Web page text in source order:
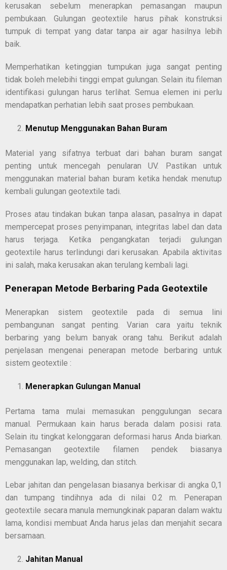
kerusakan sebelum menerapkan pemasangan maupun
pembukaan. Gulungan geotextile harus pihak konstruksi
tumpuk di tempat yang datar tanpa air agar hasilnya lebih
baik.
Memperhatikan ketinggian tumpukan juga sangat penting
tidak boleh melebihi tinggi empat gulungan. Selain itu fileman
identifikasi gulungan harus terlihat. Semua elemen ini perlu
mendapatkan perhatian lebih saat proses pembukaan.
Menutup Menggunakan Bahan Buram
Material yang sifatnya terbuat dari bahan buram sangat
penting untuk mencegah penularan UV. Pastikan untuk
menggunakan material bahan buram ketika hendak menutup
kembali gulungan geotextile tadi.
Proses atau tindakan bukan tanpa alasan, pasalnya in dapat
mempercepat proses penyimpanan, integritas label dan data
harus terjaga. Ketika pengangkatan terjadi gulungan
geotextile harus terlindungi dari kerusakan. Apabila aktivitas
ini salah, maka kerusakan akan terulang kembali lagi.
Penerapan Metode Berbaring Pada Geotextile
Menerapkan sistem geotextile pada di semua lini
pembangunan sangat penting. Varian cara yaitu teknik
berbaring yang belum banyak orang tahu. Berikut adalah
penjelasan mengenai penerapan metode berbaring untuk
sistem geotextile :
Menerapkan Gulungan Manual
Pertama tama mulai memasukan penggulungan secara
manual. Permukaan kain harus berada dalam posisi rata.
Selain itu tingkat kelonggaran deformasi harus Anda biarkan.
Pemasangan geotextile filamen pendek biasanya
menggunakan lap, welding, dan stitch.
Lebar jahitan dan pengelasan biasanya berkisar di angka 0,1
dan tumpang tindihnya ada di nilai 0.2 m. Penerapan
geotextile secara manula memungkinak paparan dalam waktu
lama, kondisi membuat Anda harus jelas dan menjahit secara
bersamaan.
Jahitan Manual